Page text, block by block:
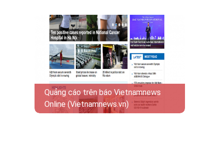
Quảng cáo trên báo Vietnamnews
Online (Vietnamnews.vn)